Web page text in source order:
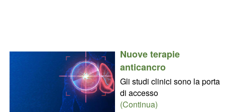
Nuove terapie
anticancro
Gli studi clinici sono la porta
di accesso
(Continua)